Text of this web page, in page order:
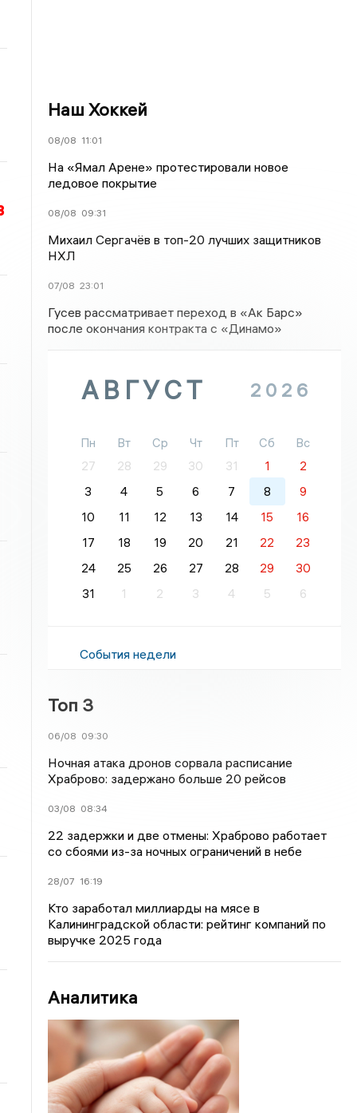
Наш Хоккей
08/08 11:01
На «Ямал Арене» протестировали новое
ледовое покрытие
08/08 09:31
Михаил Сергачёв в топ-20 лучших защитников
НХЛ
07/08 23:01
Гусев рассматривает переход в «Ак Барс»
после окончания контракта с «Динамо»
АВГУСТ 2026
Пн Вт Ср Чт Пт Сб
Вс
27
28 29 30 31 1
2
3
4 5 6 7 8
9
10
11 12 13 14 15
16
17
18 19 20 21 22
23
24
25 26 27 28 29
30
31
1 2 3 4 5 6
События недели
Топ 3
06/08 09:30
Ночная атака дронов сорвала расписание
Храброво: задержано больше 20 рейсов
03/08 08:34
22 задержки и две отмены: Храброво работает
со сбоями из-за ночных ограничений в небе
28/07 16:19
Кто заработал миллиарды на мясе в
Калининградской области: рейтинг компаний по
выручке 2025 года
Аналитика